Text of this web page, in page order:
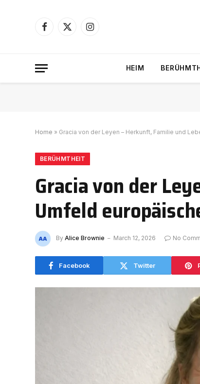
Facebook
X
Instagram
HEIM
Home » Gracia von der Leyen – Herkunft, Familie und
BERÜHMTHEIT
Gracia von der
Umfeld
By Alice Brownie March 12, 2026 No
Facebook Twitter